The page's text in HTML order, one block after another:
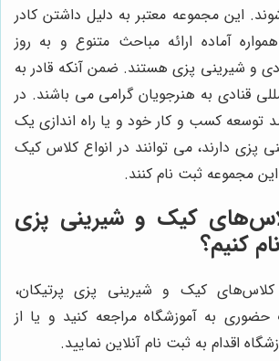
این مجموعه معتبر به دلیل داشتن کادر
آماده ارائه مباحث متنوع و به روز
و شیرینی پزی هستند. ضمن آنکه قادر به
قنادی به هنرجویان گرامی می باشند. در
توسعه کسب و کار خود و یا راه اندازی یک
پزی دارند، می توانند در انواع کلاس کیک
مجموعه ثبت نام کنند.
کیک و شیرینی پزی
کنیم؟
کیک و شیرینی پزی پرتیکان،
به آموزشگاه مراجعه کنید و یا از
اقدام به ثبت نام آنلاین نمایید.